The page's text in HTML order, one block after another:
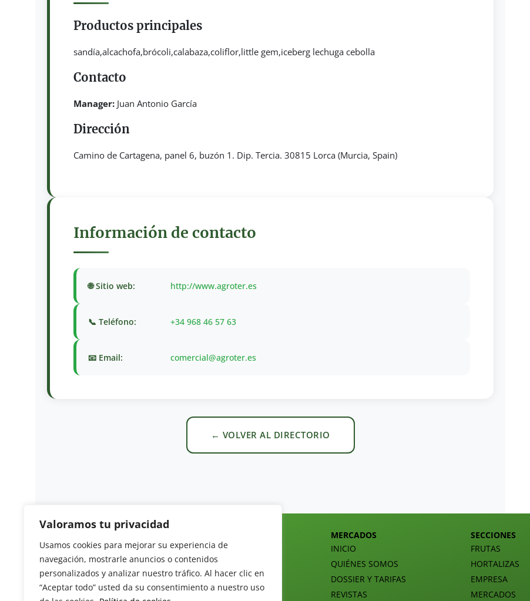
Valoramos tu privacidad
Usamos cookies para mejorar su experiencia de
navegación, mostrarle anuncios o contenidos
personalizados y analizar nuestro tráfico. Al hacer clic en
“Aceptar todo” usted da su consentimiento a nuestro uso
Productos principales
sandía,alcachofa,brócoli,calabaza,coliflor,little gem,iceberg lechuga cebolla
Contacto
Manager: Juan Antonio García
Dirección
Camino de Cartagena, panel 6, buzón 1. Dip. Tercia. 30815 Lorca (Murcia, Spain)
Información de contacto
🌐 Sitio web: http://www.agroter.es
📞 Teléfono: +34 968 46 57 63
📧 Email: comercial@agroter.es
← VOLVER AL DIRECTORIO
Revista del Sector Hortofrutícola
C/ Presidente Cárdenas nº 10.
41013 Sevilla. ESPAÑA
MERCADOS
INICIO
QUIÉNES SOMOS
DOSSIER Y TARIFAS
REVISTAS
SECCIONES
FRUTAS
HORTALIZAS
EMPRESA
MERCADOS